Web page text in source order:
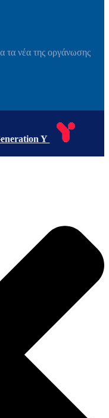
τα νέα της οργάνωσης
Y